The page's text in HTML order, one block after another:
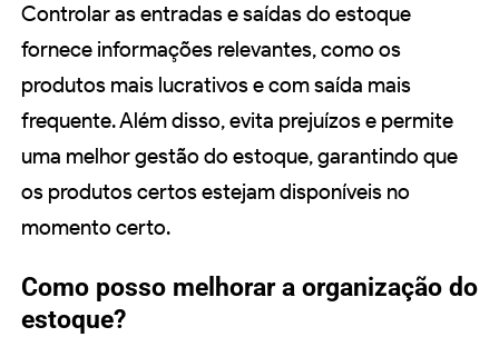
Controlar as entradas e saídas do estoque
fornece informações relevantes, como os
produtos mais lucrativos e com saída mais
frequente. Além disso, evita prejuízos e permite
uma melhor gestão do estoque, garantindo que
os produtos certos estejam disponíveis no
momento certo.
Como posso melhorar a organização do
estoque?